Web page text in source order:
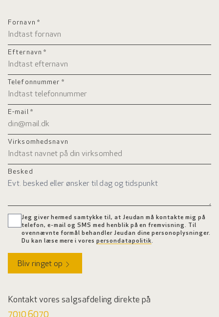
Fornavn *
Efternavn *
Telefonnummer *
E-mail *
Virksomhedsnavn
Besked
Jeg giver hermed samtykke til, at Jeudan må kontakte mig på
telefon, e-mail og SMS med henblik på en fremvisning. Til
ovennævnte formål behandler Jeudan dine personoplysninger.
Du kan læse mere i vorespersondatapolitik.
Bliv ringet op
Kontakt vores salgsafdeling direkte på